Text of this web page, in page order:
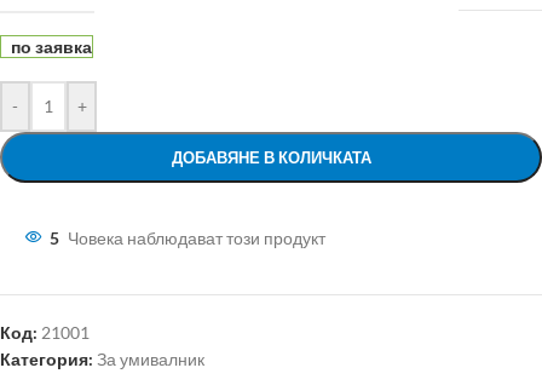
по заявка
- +
ДОБАВЯНЕ В КОЛИЧКАТА
5 Човека наблюдават този продукт
Код: 21001
Категория: За умивалник